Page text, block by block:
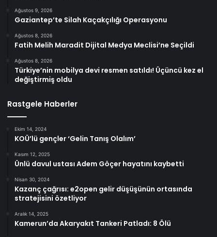
Ağustos 9, 2026
Gaziantep’te Silah Kaçakçılığı Operasyonu
Ağustos 8, 2026
Fatih Melih Maradit Dijital Medya Meclisi’ne Seçildi
Ağustos 8, 2026
Türkiye’nin mobilya devi resmen satıldı! Üçüncü kez el
değiştirmiş oldu
Rastgele Haberler
Ekim 14, 2024
KOÜ’lü gençler ‘Gelin Tanış Olalım’
Kasım 12, 2025
Ünlü davul ustası Adem Göçer hayatını kaybetti
Nisan 30, 2024
Kazanç çağrısı: e2open gelir düşüşünün ortasında
stratejisini özetliyor
Aralık 14, 2025
Kamerun’da Akaryakıt Tankeri Patladı: 8 Ölü